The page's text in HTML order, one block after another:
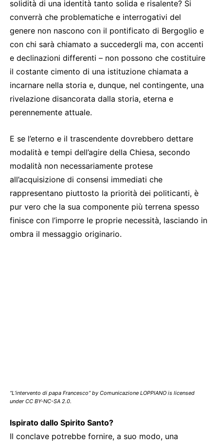
solidità di una identità tanto solida e risalente? Si
converrà che problematiche e interrogativi del
genere non nascono con il pontificato di Bergoglio e
con chi sarà chiamato a succedergli ma, con accenti
e declinazioni differenti – non possono che costituire
il costante cimento di una istituzione chiamata a
incarnare nella storia e, dunque, nel contingente, una
rivelazione disancorata dalla storia, eterna e
perennemente attuale.
E se l’eterno e il trascendente dovrebbero dettare
modalità e tempi dell’agire della Chiesa, secondo
modalità non necessariamente protese
all’acquisizione di consensi immediati che
rappresentano piuttosto la priorità dei politicanti, è
pur vero che la sua componente più terrena spesso
finisce con l’imporre le proprie necessità, lasciando in
ombra il messaggio originario.
“L’intervento di papa Francesco” by Comunicazione LOPPIANO is licensed
under CC BY-NC-SA 2.0.
Ispirato dallo Spirito Santo?
Il conclave potrebbe fornire, a suo modo, una